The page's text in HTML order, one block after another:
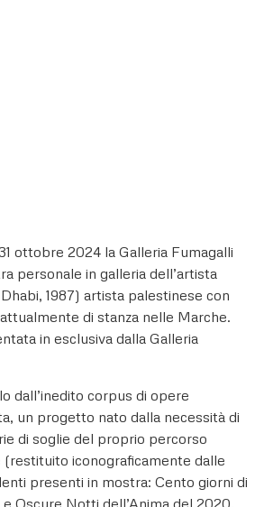
ottobre 2024 la Galleria Fumagalli
personale in galleria dell’artista
1987) artista palestinese con
di stanza nelle Marche.
in esclusiva dalla Galleria
dall’inedito corpus di opere
un progetto nato dalla necessità di
di soglie del proprio percorso
iconograficamente dalle
presenti in mostra: Cento giorni di
Oscure Notti dell’Anima del 2020,